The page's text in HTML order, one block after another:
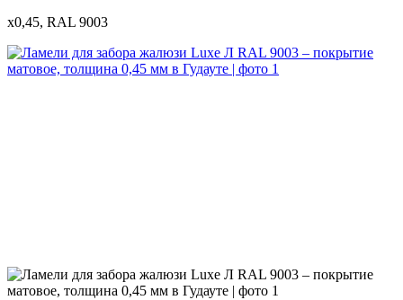
x0,45, RAL 9003